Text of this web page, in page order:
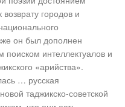
городов и
он был дополнен
поиском интеллектуалов и
«арийства».
… русская
таджикско-советской